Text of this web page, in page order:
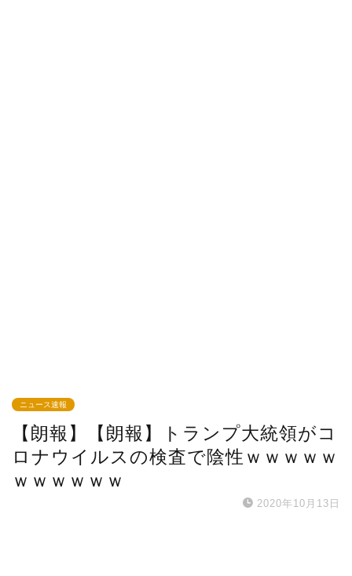
ニュース速報
【朗報】【朗報】トランプ大統領がコ
ロナウイルスの検査で陰性ｗｗｗｗｗ
ｗｗｗｗｗｗ
2020年10月13日